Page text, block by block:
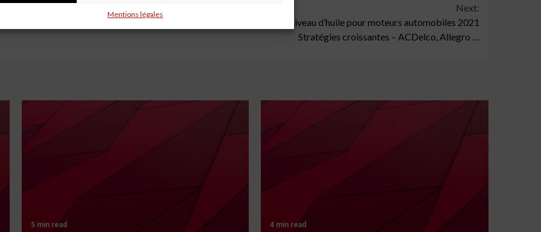
Mentions légales
et de leurs familles
Next:
Marché mondial des capteurs de niveau d’huile pour moteurs automobiles 2021
Stratégies croissantes – ACDelco, Allegro …
5 min read 4 min read